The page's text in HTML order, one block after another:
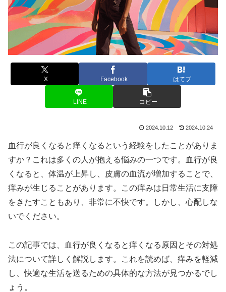
X Facebook はてブ
LINE コピー
2024.10.12 2024.10.24
血行が良くなると痒くなるという経験をしたことがありま
すか？これは多くの人が抱える悩みの一つです。血行が良
くなると、体温が上昇し、皮膚の血流が増加することで、
痒みが生じることがあります。この痒みは日常生活に支障
をきたすこともあり、非常に不快です。しかし、心配しな
いでください。
この記事では、血行が良くなると痒くなる原因とその対処
法について詳しく解説します。これを読めば、痒みを軽減
し、快適な生活を送るための具体的な方法が見つかるでし
ょう。